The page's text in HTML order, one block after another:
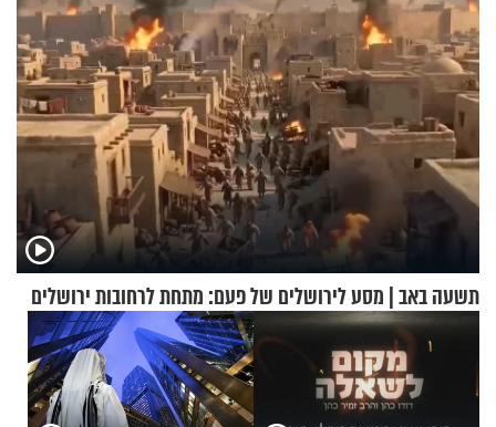
תשעה באב | מסע לירושלים של פעם: מתחת לרחובות ירושלים